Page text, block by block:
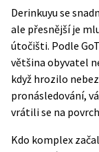
Derinkuyu se
ale přesnější je
útočišti. Podle
většina obyvatel
když hrozilo
pronásledování,
vrátili se na
Kdo komplex